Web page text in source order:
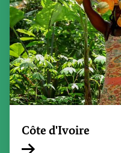
Côte d'Ivoire